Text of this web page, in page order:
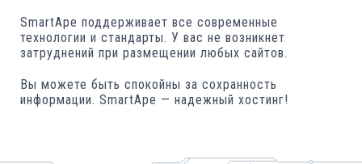
SmartApe поддерживает все современные
технологии и стандарты. У вас не возникнет
затруднений при размещении любых сайтов.
Вы можете быть спокойны за сохранность
информации. SmartApe — надежный хостинг!